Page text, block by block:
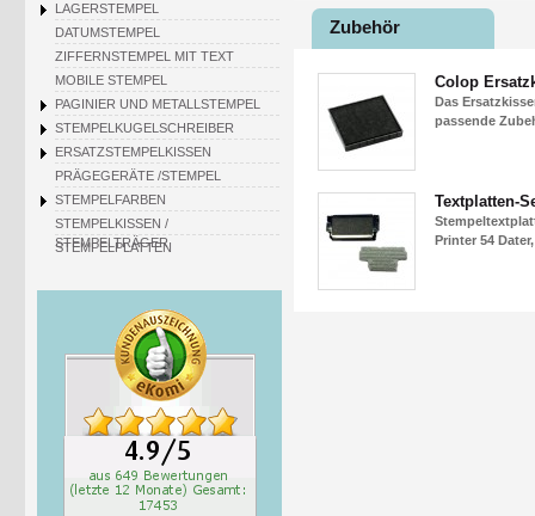
LAGERSTEMPEL
DATUMSTEMPEL
ZIFFERNSTEMPEL MIT TEXT
MOBILE STEMPEL
PAGINIER UND METALLSTEMPEL
STEMPELKUGELSCHREIBER
ERSATZSTEMPELKISSEN
PRÄGEGERÄTE /STEMPEL
STEMPELFARBEN
STEMPELKISSEN /
STEMPELTRÄGER
STEMPELPLATTEN
Zubehör
Colop
Das
passende
Textplatten-
Printer 54